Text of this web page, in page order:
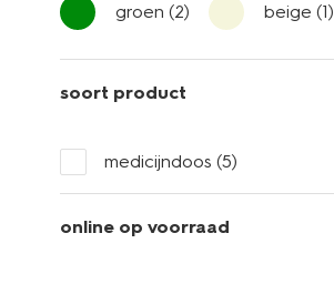
groen (2) beige(1)
soort product
medicijndoos (5)
online op voorraad